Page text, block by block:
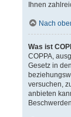
Ihnen
Nach
Was ist
COPPA,
Gesetz in
versuchen,
anbieten